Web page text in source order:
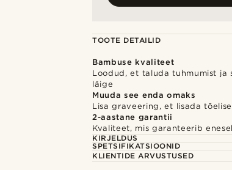
TOOTE DETAILID
Bambuse kvaliteet
Loodud, et taluda tuhmumist ja
läige
Muuda see enda omaks
Lisa graveering, et lisada
2-aastane garantii
Kvaliteet, mis garanteerib
KIRJELDUS
SPETSIFIKATSIOONID
KLIENTIDE ARVUSTUSED